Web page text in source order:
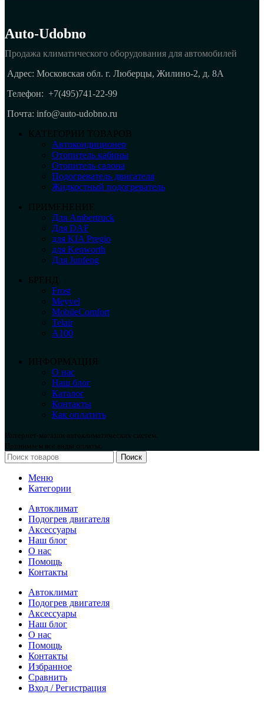
Auto-Udobno
Продажа климатического оборудования для автомобилей
Адрес: Московская обл. г. Люберцы, Жилино-2, д. 8A
Телефон: +7(495)741-22-99
Почта: info@auto-udobno.ru
КАТЕГОРИИ ТОВАРОВ
Автокондиционер
Отопитель кабины
Отопитель салона
Подогреватель двигателя
Жидкостный подогреватель
ПРИМЕНЕНИЕ
Для Ambertruck
Для DAF
для KIA Pregio
для Kenworth
Для Junfeng
БРЕНД
Frost
Meyvel
MobileComfort
Telair
А100
ИНФОРМАЦИЯ
О нас
Наш блог
Каталог
Контакты
Как оплатить
Интернет-магазин автоклиматических систем.
Принимаем все виды оплаты.
Поиск
Меню
Категории
Автоклимат
Подогрев двигателя
Аксессуары
Наш блог
О нас
Помощь
Контакты
Автоклимат
Подогрев двигателя
Аксессуары
Наш блог
О нас
Помощь
Контакты
Избранное
Сравнить
Вход / Регистрация